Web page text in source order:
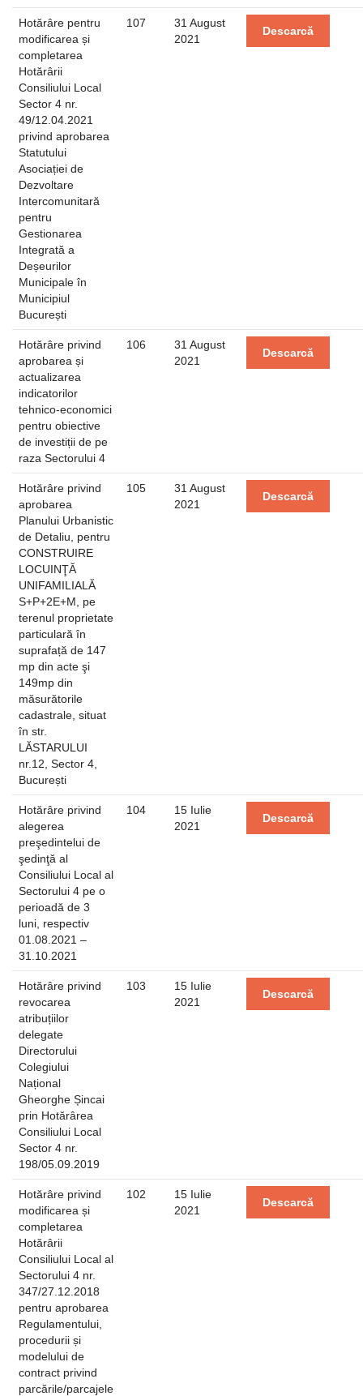
Hotărâre pentru
modificarea și
completarea
Hotărârii
Consiliului Local
Sector 4 nr.
49/12.04.2021
privind aprobarea
Statutului
Asociației de
Dezvoltare
Intercomunitară
pentru
Gestionarea
Integrată a
Deșeurilor
Municipale în
Municipiul
București
107
31 August
2021
Descarcă
Hotărâre privind
aprobarea și
actualizarea
indicatorilor
tehnico-economici
pentru obiective
de investiții de pe
raza Sectorului 4
106
31 August
2021
Descarcă
Hotărâre privind
aprobarea
Planului Urbanistic
de Detaliu, pentru
CONSTRUIRE
LOCUINŢĂ
UNIFAMILIALĂ
S+P+2E+M, pe
terenul proprietate
particulară în
suprafață de 147
mp din acte şi
149mp din
măsurătorile
cadastrale, situat
în str.
LĂSTARULUI
nr.12, Sector 4,
București
105
31 August
2021
Descarcă
Hotărâre privind
alegerea
preşedintelui de
şedinţă al
Consiliului Local al
Sectorului 4 pe o
perioadă de 3
luni, respectiv
01.08.2021 –
31.10.2021
104
15 Iulie
2021
Descarcă
Hotărâre privind
revocarea
atribuțiilor
delegate
Directorului
Colegiului
Național
Gheorghe Șincai
prin Hotărârea
Consiliului Local
Sector 4 nr.
198/05.09.2019
103
15 Iulie
2021
Descarcă
Hotărâre privind
modificarea și
completarea
Hotărârii
Consiliului Local al
Sectorului 4 nr.
347/27.12.2018
pentru aprobarea
Regulamentului,
procedurii și
modelului de
contract privind
parcările/parcajele
102
15 Iulie
2021
Descarcă